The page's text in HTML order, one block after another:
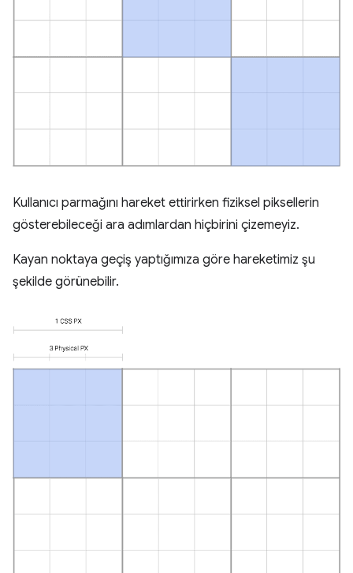
Kullanıcı parmağını hareket ettirirken fiziksel piksellerin
gösterebileceği ara adımlardan hiçbirini çizemeyiz.
Kayan noktaya geçiş yaptığımıza göre hareketimiz şu
şekilde görünebilir.